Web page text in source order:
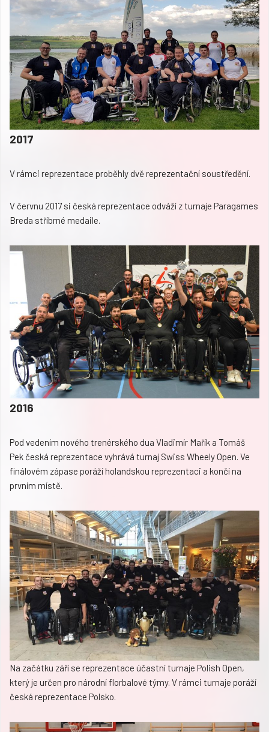
2017
V rámci reprezentace proběhly dvě reprezentační soustředění.
V červnu 2017 si česká reprezentace odváží z turnaje Paragames
Breda stříbrné medaile.
2016
Pod vedením nového trenérského dua Vladimír Mařík a Tomáš
Pek česká reprezentace vyhrává turnaj Swiss Wheely Open. Ve
finálovém zápase poráží holandskou reprezentaci a končí na
prvním místě.
Na začátku září se reprezentace účastní turnaje Polish Open,
který je určen pro národní florbalové týmy. V rámci turnaje poráží
česká reprezentace Polsko.